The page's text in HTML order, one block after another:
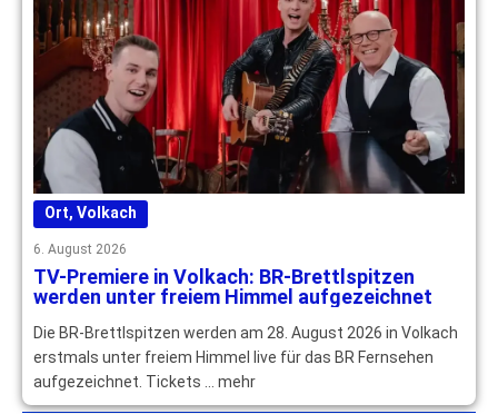
Ort, Volkach
6. August 2026
TV-Premiere in Volkach: BR-Brettlspitzen
werden unter freiem Himmel aufgezeichnet
Die BR-Brettlspitzen werden am 28. August 2026 in Volkach
erstmals unter freiem Himmel live für das BR Fernsehen
aufgezeichnet. Tickets … mehr